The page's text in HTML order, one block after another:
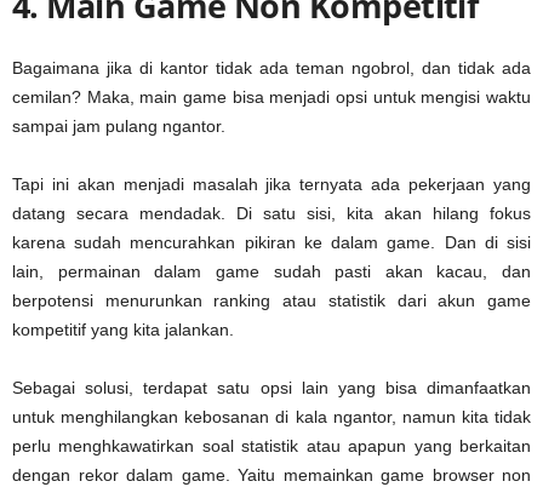
Bagaimana jika di kantor tidak ada teman ngobrol, dan tidak ada
cemilan? Maka, main game bisa menjadi opsi untuk mengisi waktu
sampai jam pulang ngantor.
Tapi ini akan menjadi masalah jika ternyata ada pekerjaan yang
datang secara mendadak. Di satu sisi, kita akan hilang fokus
karena sudah mencurahkan pikiran ke dalam game. Dan di sisi
lain, permainan dalam game sudah pasti akan kacau, dan
berpotensi menurunkan ranking atau statistik dari akun game
kompetitif yang kita jalankan.
Sebagai solusi, terdapat satu opsi lain yang bisa dimanfaatkan
untuk menghilangkan kebosanan di kala ngantor, namun kita tidak
perlu menghkawatirkan soal statistik atau apapun yang berkaitan
dengan rekor dalam game. Yaitu memainkan game browser non